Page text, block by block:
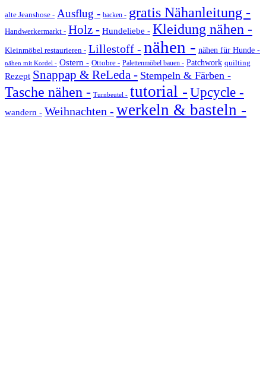
alte Jeanshose - Ausflug - backen - gratis Nähanleitung -
Handwerkermarkt - Holz - Hundeliebe - Kleidung nähen -
Kleinmöbel restaurieren - Lillestoff - nähen - nähen für Hunde -
nähen mit Kordel - Ostern - Ottobre - Palettenmöbel bauen - Patchwork quilting
Rezept Snappap & ReLeda - Stempeln & Färben -
Tasche nähen - Turnbeutel - tutorial -Upcycle -
wandern - Weihnachten - werkeln & basteln -